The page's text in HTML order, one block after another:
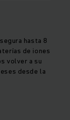
hasta 8
de iones
volver a su
desde la